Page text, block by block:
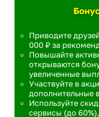
Приводите
000 ₽ за
Повышайте
открываются
увеличенные
Участвуйте в
дополнительные
Используйте
сервисы (до